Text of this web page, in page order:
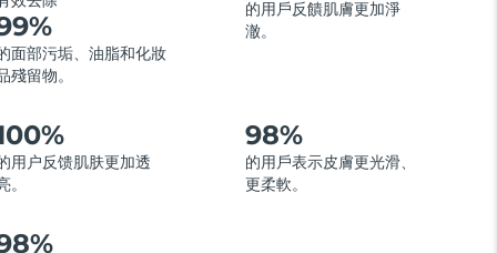
面部污垢、油脂和化妝
殘留物。
的用戶反饋肌膚更加淨
澈。
用户反馈肌肤更加透
。
98%
的用戶表示皮膚更光滑、
更柔軟。